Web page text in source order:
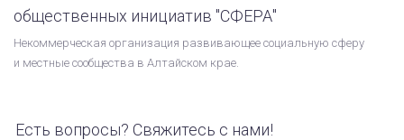
общественных инициатив "СФЕРА"
Некоммерческая организация развивающее социальную сферу
и местные сообщества в Алтайском крае.
Есть вопросы? Свяжитесь с нами!